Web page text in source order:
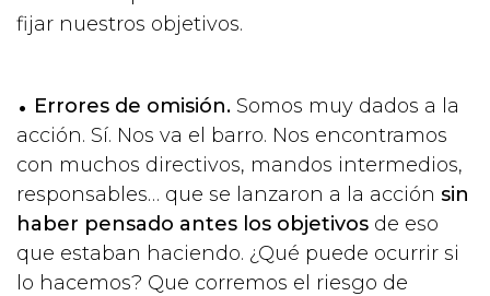
fijar nuestros objetivos.
Errores de omisión. Somos muy dados a la
acción. Sí. Nos va el barro. Nos encontramos
con muchos directivos, mandos intermedios,
responsables… que se lanzaron a la acción sin
haber pensado antes los objetivos de eso
que estaban haciendo. ¿Qué puede ocurrir si
lo hacemos? Que corremos el riesgo de